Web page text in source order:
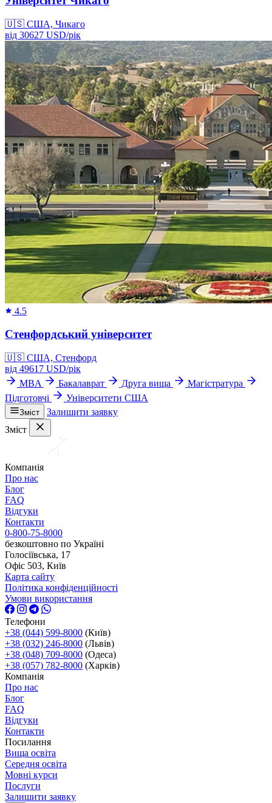
🇺🇸 США, Чикаго
від 30627 USD/рік
4.5
Стенфордський університет
🇺🇸 США, Стенфорд
від 49617 USD/рік
MBA
Бакалаврат Друга вища
Магістратура
Підготовчі
Університети США
Зміст
Залишити заявку
Зміст
Компанія
Про нас
Блог
FAQ
Відгуки
Контакти
0-800-75-8000
безкоштовно по Україні
Голосіївська, 17
Офіс 503, Київ
Карта сайту
Політика конфіденційності
Умови використання
Телефони
+38 (044) 599-8000 (Київ)
+38 (032) 246-8000 (Львів)
+38 (048) 709-8000 (Одеса)
+38 (057) 782-8000 (Харків)
Компанія
Про нас
Блог
FAQ
Відгуки
Контакти
Посилання
Вища освіта
Середня освіта
Мовні курси
Послуги
Залишити заявку